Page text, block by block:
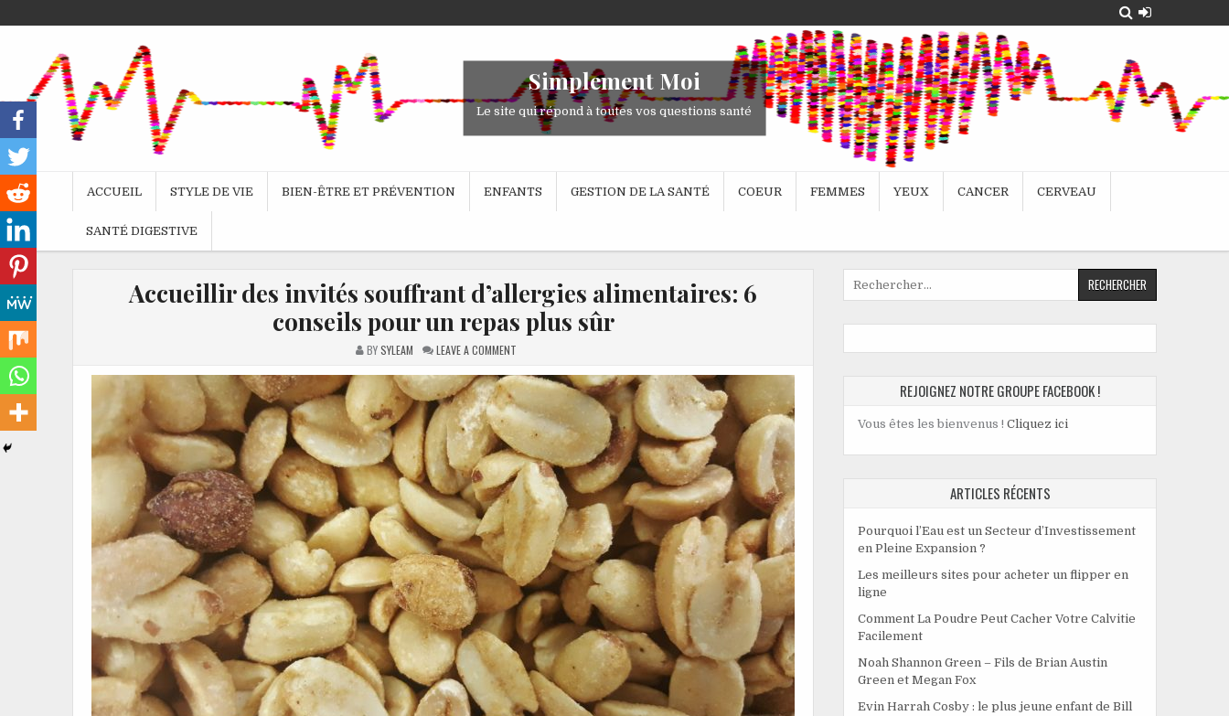
Simplement Moi
Le site qui répond à toutes vos questions santé
ACCUEIL STYLE DE VIE BIEN-ÊTRE ET PRÉVENTION ENFANTS GESTION DE LA SANTÉ COEUR FEMMES YEUX CANCER CERVEAU
SANTÉ DIGESTIVE
Accueillir des invités souffrant d’allergies alimentaires: 6
conseils pour un repas plus sûr
BYSYLEAM LEAVE A COMMENT
REJOIGNEZ NOTRE GROUPE FACEBOOK !
Vous êtes les bienvenus ! Cliquez ici
ARTICLES RÉCENTS
Pourquoi l’Eau est un Secteur d’Investissement
en Pleine Expansion ?
Les meilleurs sites pour acheter un flipper en
ligne
Comment La Poudre Peut Cacher Votre Calvitie
Facilement
Noah Shannon Green – Fils de Brian Austin
Green et Megan Fox
Evin Harrah Cosby : le plus jeune enfant de Bill